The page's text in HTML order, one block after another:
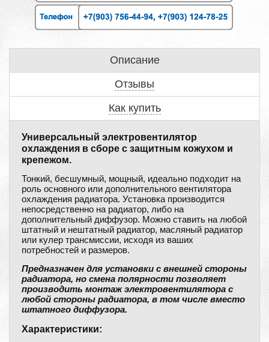
Описание
Отзывы
Как купить
Универсальный электровентилятор
охлаждения в сборе с защитным кожухом и
крепежом.
Тонкий, бесшумный, мощный, идеально подходит на
роль основного или дополнительного вентилятора
охлаждения радиатора. Установка производится
непосредственно на радиатор, либо на
дополнительный диффузор. Можно ставить на любой
штатный и нештатный радиатор, масляный радиатор
или кулер трансмиссии, исходя из ваших
потребностей и размеров.
Предназначен для установки с внешней стороны
радиатора, но смена полярности позволяет
производить монтаж электровентилятора с
любой стороны радиатора, в том числе вместо
штатного диффузора.
Характеристики: